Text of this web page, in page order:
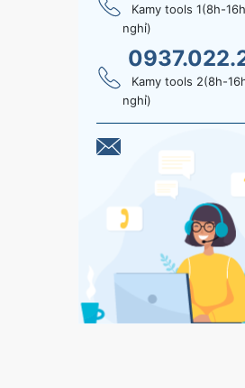
Kamy tools 1(8h-
nghỉ)
Kamy tools 2(8h-
nghỉ)